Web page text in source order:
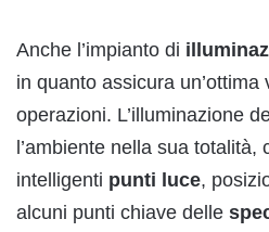
Anche l’impianto di
in quanto assicura
operazioni. L’illuminazione
l’ambiente nella sua totalità,
intelligenti punti luce,
alcuni punti chiave delle